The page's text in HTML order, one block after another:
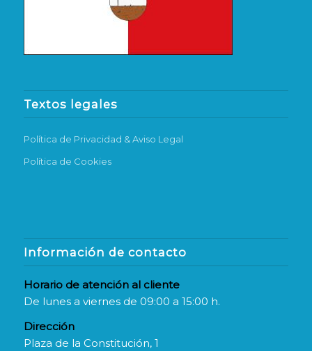
Textos legales
Política de Privacidad & Aviso Legal
Política de Cookies
Información de contacto
Horario de atención al cliente
De lunes a viernes de 09:00 a 15:00 h.
Dirección
Plaza de la Constitución, 1